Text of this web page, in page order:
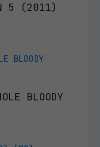
5 (2011)
BLOODY